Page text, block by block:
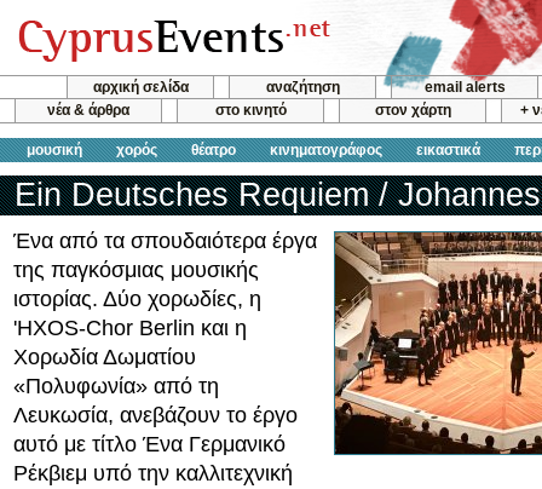
αρχική σελίδα αναζήτηση
email alerts
νέα & άρθρα
στο κινητό στον χάρτη +
μουσική χορός θέατρο κινηματογράφος εικαστικά
Ein Deutsches Requiem /
Ένα από τα σπουδαιότερα έργα
της παγκόσμιας μουσικής
ιστορίας. Δύο χορωδίες, η
'HXOS-Chor Berlin και η
Χορωδία Δωματίου
«Πολυφωνία» από τη
Λευκωσία, ανεβάζουν το έργο
αυτό με τίτλο Ένα Γερμανικό
Ρέκβιεμ υπό την καλλιτεχνική